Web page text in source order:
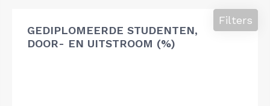
GEDIPLOMEERDE STUDENTEN,
DOOR- EN UITSTROOM (%)
Filters